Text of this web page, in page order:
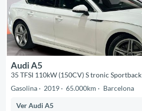
Audi A5
35 TFSI 110kW (150CV) S tronic Sportback
Gasolina
2019 65.000km Barcelona
Ver Audi A5